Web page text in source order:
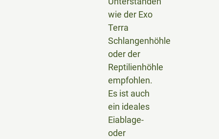
wie der Exo
Terra
Schlangenhöhle
oder der
Reptilienhöhle
empfohlen.
Es ist auch
ein ideales
Eiablage-
oder